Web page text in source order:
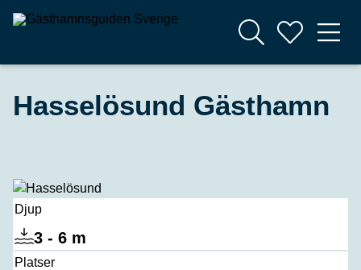
Hasselösund Gästhamn
Djup
3 - 6 m
Platser